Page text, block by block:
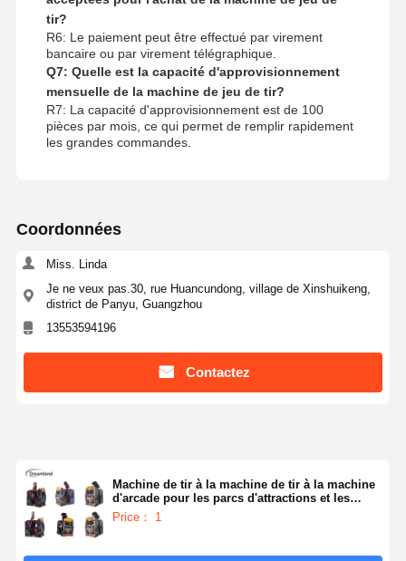
tir?
R6: Le paiement peut être effectué par virement
bancaire ou par virement télégraphique.
Q7: Quelle est la capacité d'approvisionnement
mensuelle de la machine de jeu de tir?
R7: La capacité d'approvisionnement est de 100
pièces par mois, ce qui permet de remplir rapidement
les grandes commandes.
Coordonnées
Miss. Linda
Je ne veux pas.30, rue Huancundong, village de Xinshuikeng,
district de Panyu, Guangzhou
13553594196
Contactez
Machine de tir à la machine de tir à la machine
d'arcade pour les parcs d'attractions et les
salles de jeux nécessitant des machines
durables
Price： 1